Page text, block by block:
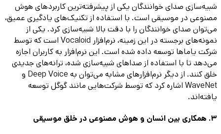
شبیه‌سازی صدای خوانندگان یکی از پیشرفته‌ترین کاربردهای هوش
مصنوعی در موسیقی است. با استفاده از تکنیک‌های یادگیری عمیق،
می‌توان صدای خوانندگان را با دقت بالا شبیه‌سازی کرد. یکی از
نمونه‌های برجسته در این زمینه، نرم‌افزار Vocaloid است که توسط
شرکت یاماها توسعه داده شده است. این نرم‌افزار به کاربران اجازه
می‌دهد تا با استفاده از صداهای شبیه‌سازی شده، ترانه‌های جدیدی
خلق کنند. از دیگر نرم‌افزارهای مشابه می‌توان به Deep Voice و
WaveNet اشاره کرد که توسط شرکت‌هایی مانند گوگل توسعه
یافته‌اند.
3. همکاری بین انسان و هوش مصنوعی در خلق موسیقی